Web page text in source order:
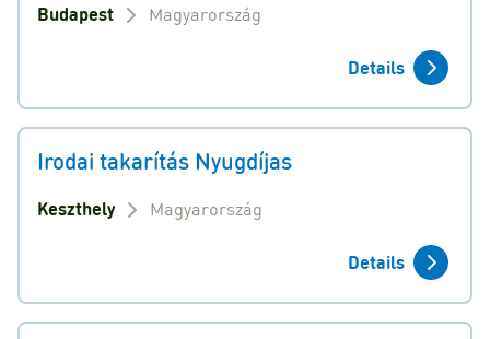
Budapest Magyarország
Details
Irodai takarítás Nyugdíjas
Keszthely Magyarország
Details